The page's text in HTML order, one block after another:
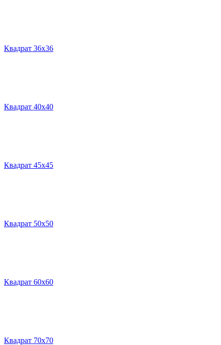
Квадрат 36х36
Квадрат 40х40
Квадрат 45х45
Квадрат 50х50
Квадрат 60х60
Квадрат 70х70